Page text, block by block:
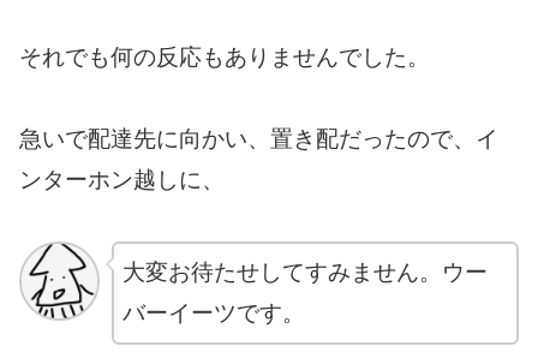
それでも何の反応もありませんでした。
急いで配達先に向かい、置き配だったので、イ
ンターホン越しに、
大変お待たせしてすみません。ウー
バーイーツです。